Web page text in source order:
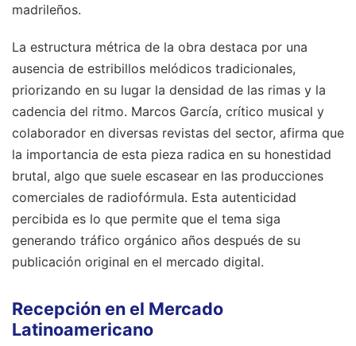
madrileños.
La estructura métrica de la obra destaca por una
ausencia de estribillos melódicos tradicionales,
priorizando en su lugar la densidad de las rimas y la
cadencia del ritmo. Marcos García, crítico musical y
colaborador en diversas revistas del sector, afirma que
la importancia de esta pieza radica en su honestidad
brutal, algo que suele escasear en las producciones
comerciales de radiofórmula. Esta autenticidad
percibida es lo que permite que el tema siga
generando tráfico orgánico años después de su
publicación original en el mercado digital.
Recepción en el Mercado
Latinoamericano